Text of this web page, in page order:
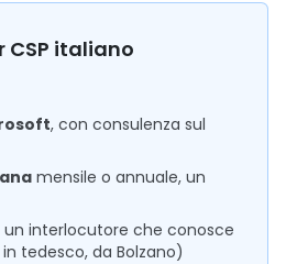
italiano
, con consulenza sul
mensile o annuale, un
un interlocutore che conosce
tedesco, da Bolzano)